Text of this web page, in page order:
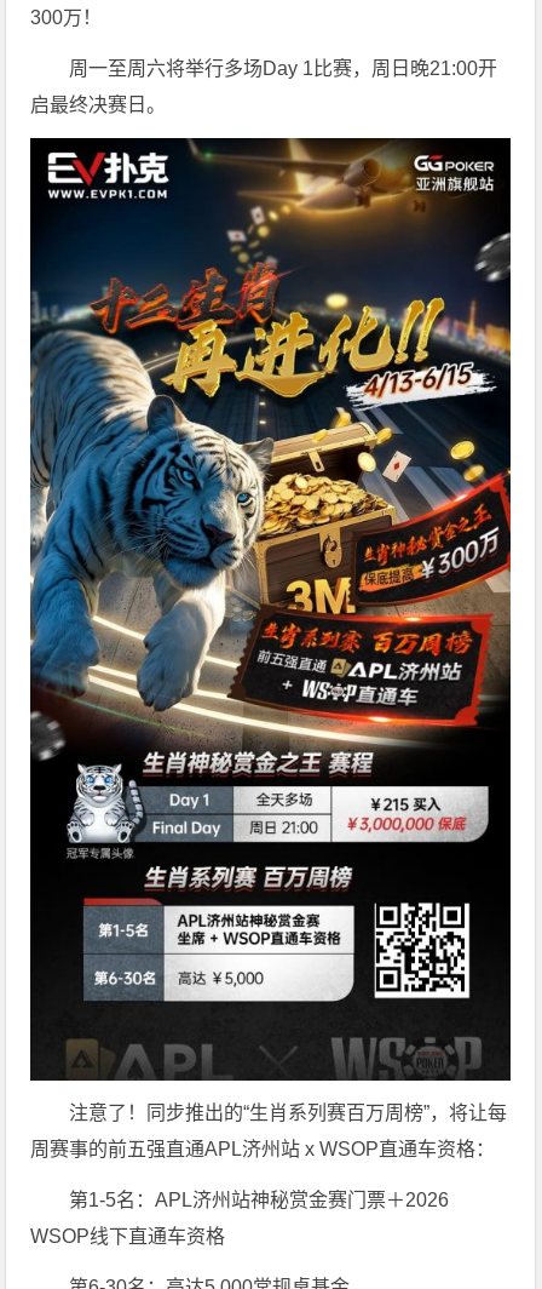
300万！
周一至周六将举行多场Day 1比赛，周日晚21:00开
启最终决赛日。
注意了！同步推出的“生肖系列赛百万周榜”，将让每
周赛事的前五强直通APL济州站 x WSOP直通车资格：
第1-5名：APL济州站神秘赏金赛门票＋2026
WSOP线下直通车资格